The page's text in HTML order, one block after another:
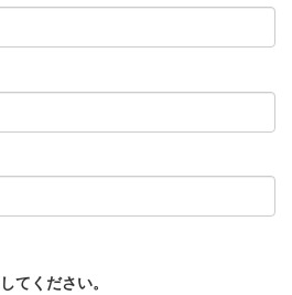
てください。